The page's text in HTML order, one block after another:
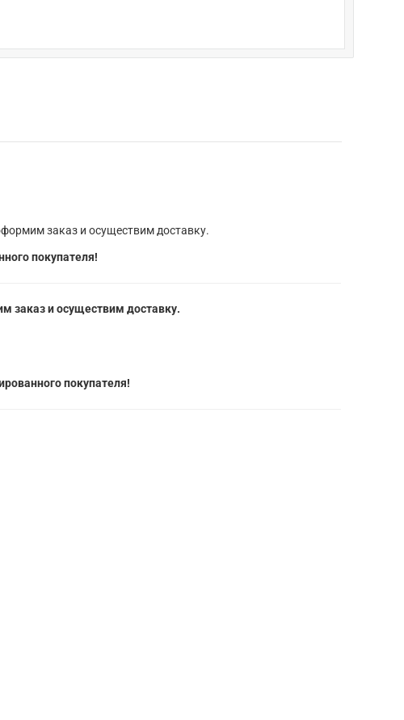
заказ и осуществим доставку.
покупателя!
заказ и осуществим доставку.
покупателя!